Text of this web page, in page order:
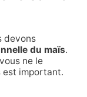
devons
du maïs.
ne le
est important.